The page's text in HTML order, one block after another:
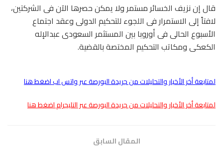
قال إن نزيف الخسائر مستمر ولا يمكن حصرها الآن فى الشركتين،
لافتاً إلى الاستمرار فى اللجوء للتحكيم الدولى وعقد اجتماع
الأسبوع الحالى فى أوروبا بين المستثمر السعودى عبدالإله
الكعكى ومكاتب التحكيم المختصة بالقضية.
لمتابعة أخر الأخبار والتحليلات من جريدة البورصة عبر واتس اب اضغط هنا
لمتابعة أخر الأخبار والتحليلات من جريدة البورصة عبر التليجرام اضغط هنا
المقال السابق